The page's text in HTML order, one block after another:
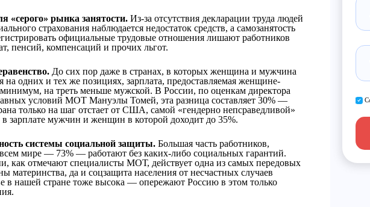
«серого» рынка занятости. Из-за отсутствия декларации труда людей
страхования наблюдается недостаток средств, а самозанятость
официальные трудовые отношения лишают работников
пенсий, компенсаций и прочих льгот.
До сих пор даже в странах, в которых женщина и мужчина
на одних и тех же позициях, зарплата, предоставляемая женщине-
минимум, на треть меньше мужской. В России, по оценкам директора
условий МОТ Мануэлы Томей, эта разница составляет 30% —
только на шаг отстает от США, самой «гендерно непсраведливой»
в зарплате мужчин и женщин в которой доходит до 35%.
системы социальной защиты. Большая часть работников,
мире — 73% — работают без каких-либо социальных гарантий.
как отмечают специалисты МОТ, действует одна из самых передовых
материнства, да и соцзащита населения от несчастных случаев
в нашей стране тоже высока — опережают Россию в этом только